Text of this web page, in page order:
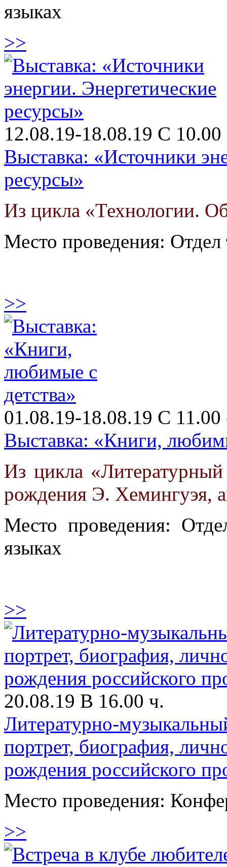
языках
>>
12.08.19-18.08.19 С
Выставка: «Источники
ресурсы»
Из цикла «Технологии.
Место проведения: Отдел
>>
01.08.19-18.08.19 С 11.00
Выставка: «Книги,
Из цикла
рождения Э. Хемингуэя,
Место проведения:
языках
>>
20.08.19 В 16.00 ч.
Литературно-
портрет, биография,
рождения российского
Место проведения:
>>